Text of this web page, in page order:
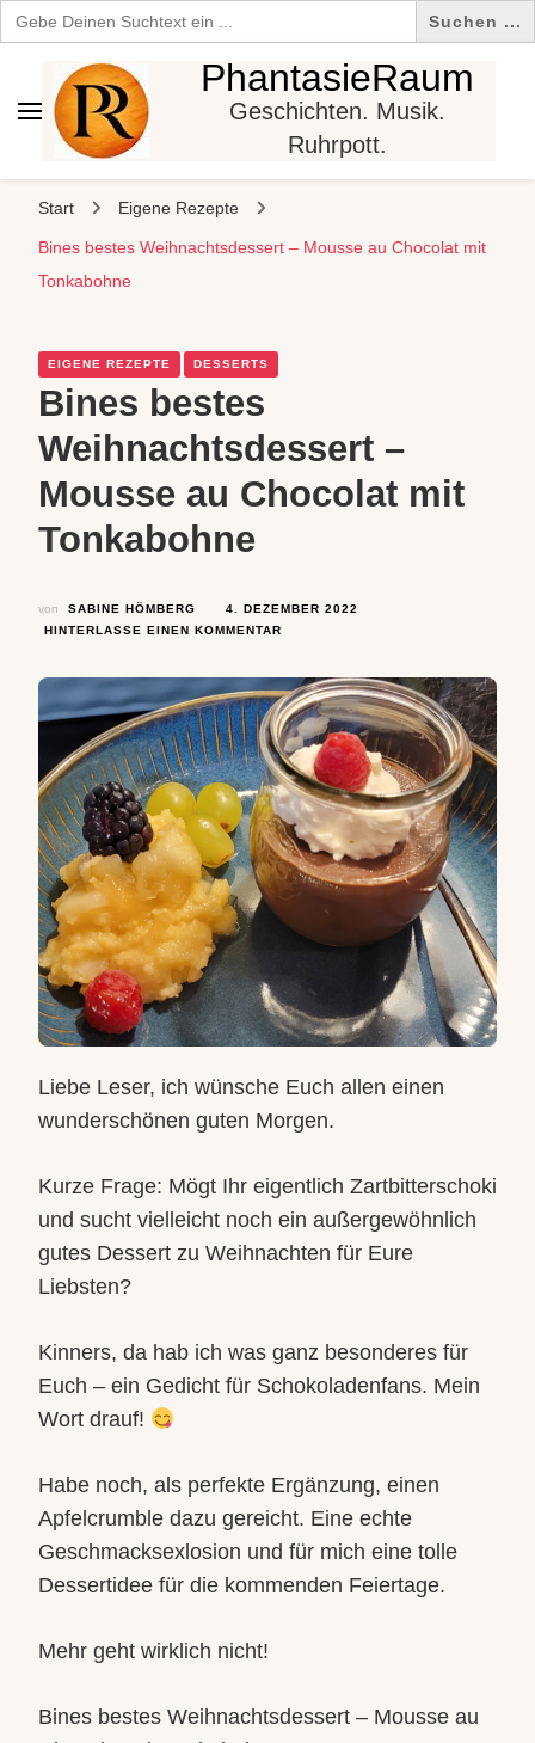
Search
for:
PhantasieRaum
Geschichten. Musik.
Ruhrpott.
Start Eigene Rezepte
Bines bestes Weihnachtsdessert – Mousse au Chocolat mit
Tonkabohne
EIGENE REZEPTE DESSERTS
Bines bestes
Weihnachtsdessert –
Mousse au Chocolat mit
Tonkabohne
von SABINE HÖMBERG
4. DEZEMBER 2022
HINTERLASSE EINEN KOMMENTAR
WEIHNACHTSDESSERT
–
MOUSSE
AU
CHOCOLAT
MIT
TONKABOHNE
Liebe Leser, ich wünsche Euch allen einen
wunderschönen guten Morgen.
Kurze Frage: Mögt Ihr eigentlich Zartbitterschoki
und sucht vielleicht noch ein außergewöhnlich
gutes Dessert zu Weihnachten für Eure
Liebsten?
Kinners, da hab ich was ganz besonderes für
Euch – ein Gedicht für Schokoladenfans. Mein
Wort drauf!
Habe noch, als perfekte Ergänzung, einen
Apfelcrumble dazu gereicht. Eine echte
Geschmacksexlosion und für mich eine tolle
Dessertidee für die kommenden Feiertage.
Mehr geht wirklich nicht!
Bines bestes Weihnachtsdessert – Mousse au